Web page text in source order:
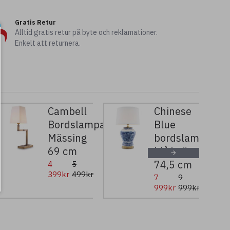
Gratis Retur
Alltid gratis retur på byte och reklamationer.
Enkelt att returnera.
Cambell
Bordslampa
Mässing
69 cm
4
399kr
5
499kr
Chinese
Blue
bordslampa
blå/mässing/
74,5 cm
7
999kr
9
999kr